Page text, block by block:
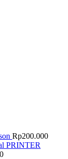
Rp200.000
PRINTER